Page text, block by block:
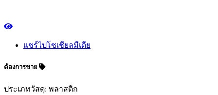
แชร์ไปโซเชียลมีเดีย
ต้องการขาย
ประเภทวัสดุ: พลาสติก